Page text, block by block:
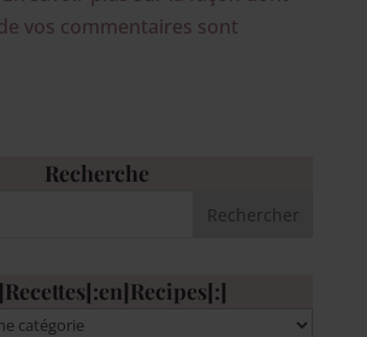
vos commentaires sont
Recherche